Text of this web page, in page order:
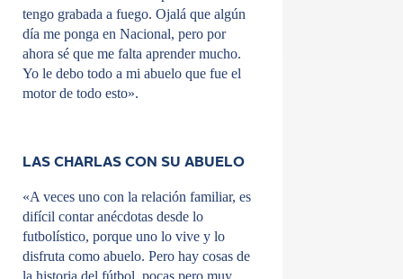
tengo grabada a fuego. Ojalá que algún
día me ponga en Nacional, pero por
ahora sé que me falta aprender mucho.
Yo le debo todo a mi abuelo que fue el
motor de todo esto».
LAS CHARLAS CON SU ABUELO
«A veces uno con la relación familiar, es
difícil contar anécdotas desde lo
futbolístico, porque uno lo vive y lo
disfruta como abuelo. Pero hay cosas de
la historia del fútbol, pocas pero muy